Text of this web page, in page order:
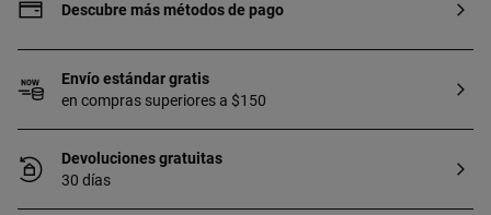
Descubre más métodos de pago
Envío estándar gratis
en compras superiores a $150
Devoluciones gratuitas
30 días